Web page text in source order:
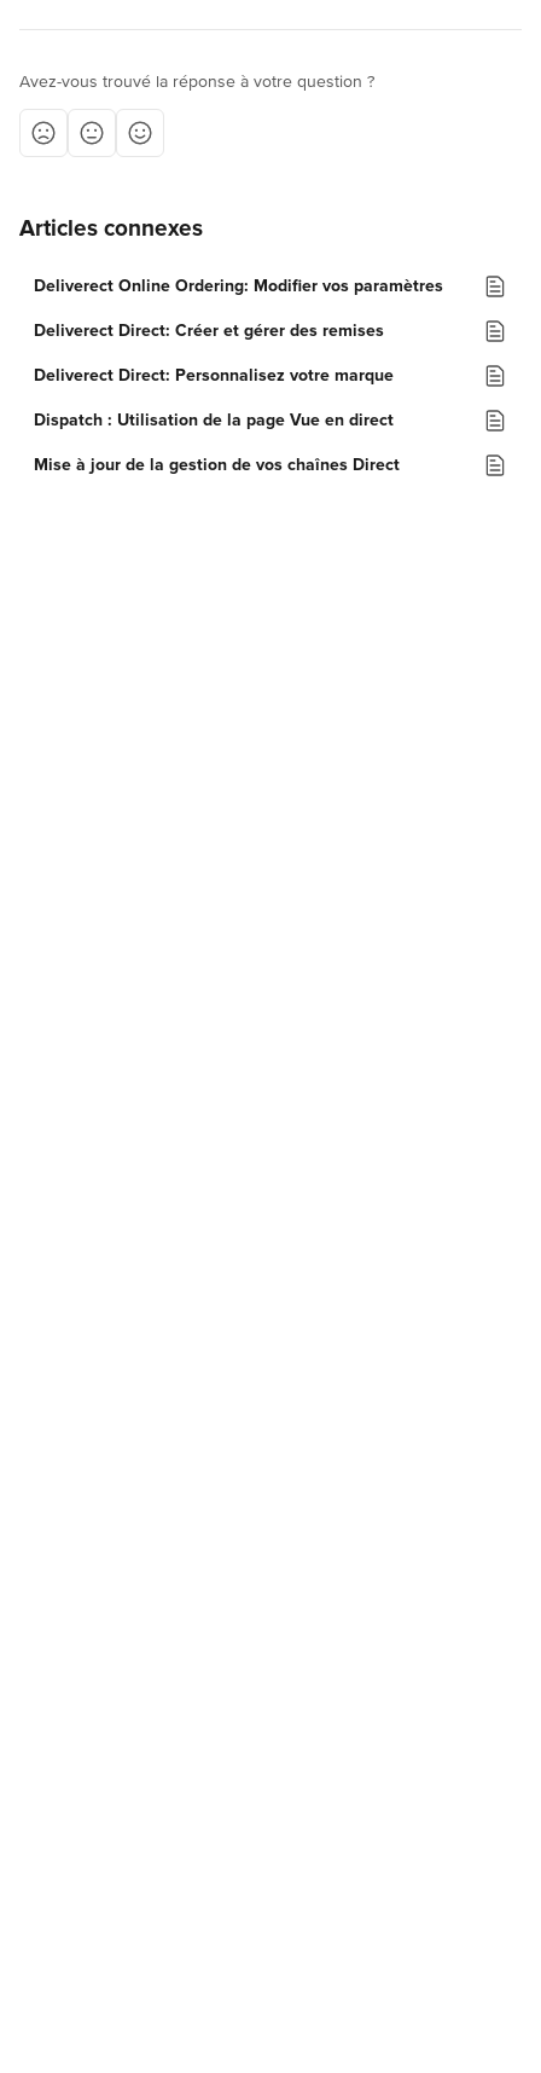
Avez-vous trouvé la réponse à votre question ?
Articles connexes
Deliverect Online Ordering: Modifier vos paramètres
Deliverect Direct: Créer et gérer des remises
Deliverect Direct: Personnalisez votre marque
Dispatch : Utilisation de la page Vue en direct
Mise à jour de la gestion de vos chaînes Direct